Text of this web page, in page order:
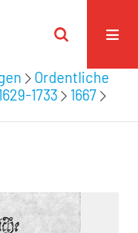
Ordentliche
1733
1667